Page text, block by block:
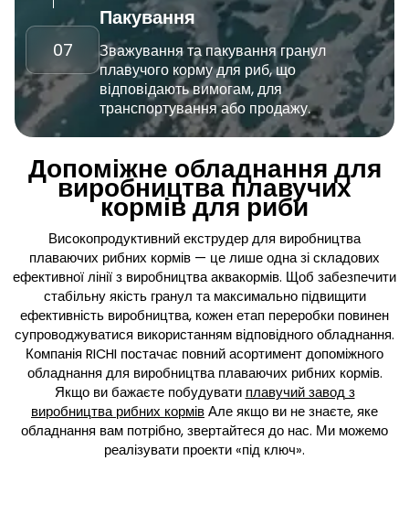
07
Пакування
Зважування та пакування гранул
плавучого корму для риб, що
відповідають вимогам, для
транспортування або продажу.
Допоміжне обладнання для
виробництва плавучих
кормів для риби
Високопродуктивний екструдер для виробництва
плаваючих рибних кормів — це лише одна зі складових
ефективної лінії з виробництва аквакормів. Щоб забезпечити
стабільну якість гранул та максимально підвищити
ефективність виробництва, кожен етап переробки повинен
супроводжуватися використанням відповідного обладнання.
Компанія RICHI постачає повний асортимент допоміжного
обладнання для виробництва плаваючих рибних кормів.
Якщо ви бажаєте побудувати плавучий завод з
виробництва рибних кормів Але якщо ви не знаєте, яке
обладнання вам потрібно, звертайтеся до нас. Ми можемо
реалізувати проекти «під ключ».